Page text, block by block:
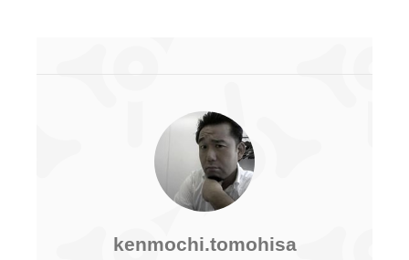
kenmochi.tomohisa